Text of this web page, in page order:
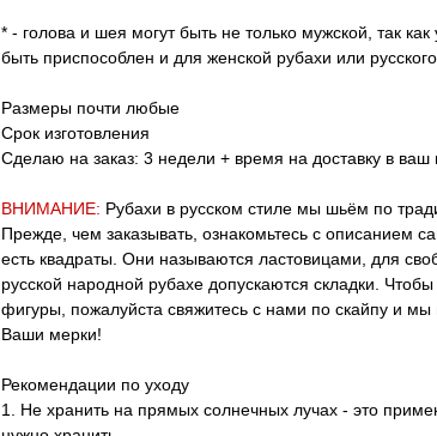
* - голова и шея могут быть не только мужской, так
быть приспособлен и для женской рубахи или
Размеры почти любые
Срок изготовления
Сделаю на заказ: 3 недели + время на доставку в ваш
ВНИМАНИЕ: Рубахи в русском стиле мы шьём по
Прежде, чем заказывать, ознакомьтесь с описанием
есть квадраты. Они называются ластовицами, для
русской народной рубахе допускаются складки.
фигуры, пожалуйста свяжитесь с нами по скайпу и
Ваши мерки!
Рекомендации по уходу
1. Не хранить на прямых солнечных лучах - это